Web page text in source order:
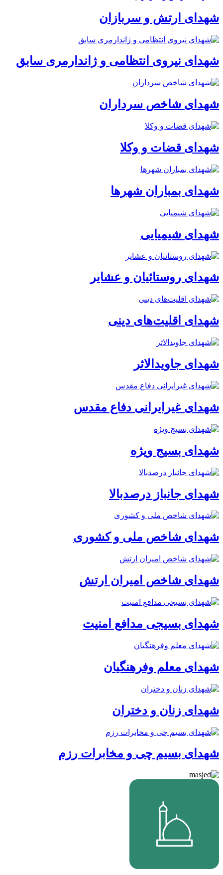
شهدای ارتش و سربازان
شهدای نیروی انتظامی و ژاندارمری سابق
شهدای شاخص سرداران
شهدای قضات و وکلا
شهدای بمباران شهرها
شهدای شیمیایی
شهدای روستائیان و عشایر
شهدای اقلیت‌های دینی
شهدای جاویدالاثر
شهدای غیرایرانی دفاع مقدس
شهدای بسیج ویژه
شهدای جانباز درصدبالا
شهدای شاخص ملی و کشوری
شهدای شاخص امیران ارتش
شهدای بسیجی مدافع امنیت
شهدای معلم وفرهنگیان
شهدای زنان و دختران
شهدای بسیم چی و مخابرات رزم